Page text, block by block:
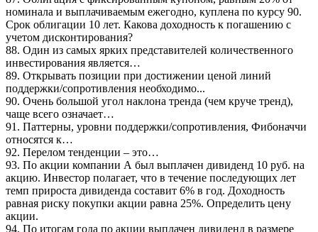
номинала и выплачиваемым ежегодно, куплена по курсу 90.
Срок облигации 10 лет. Какова доходность к погашению с
учетом дисконтирования?
88. Один из самых ярких представителей количественного
инвестирования является…
89. Открывать позиции при достижении ценой линий
поддержки/сопротивления необходимо...
90. Очень большой угол наклона тренда (чем круче тренд),
чаще всего означает…
91. Паттерны, уровни поддержки/сопротивления, Фибоначчи
относятся к…
92. Перелом тенденции – это…
93. По акции компании А был выплачен дивиденд 10 руб. на
акцию. Инвестор полагает, что в течение последующих лет
темп прироста дивиденда составит 6% в год. Доходность
равная риску покупки акции равна 25%. Определить цену
акции.
94. По итогам года по акции выплачен дивиденд в размере